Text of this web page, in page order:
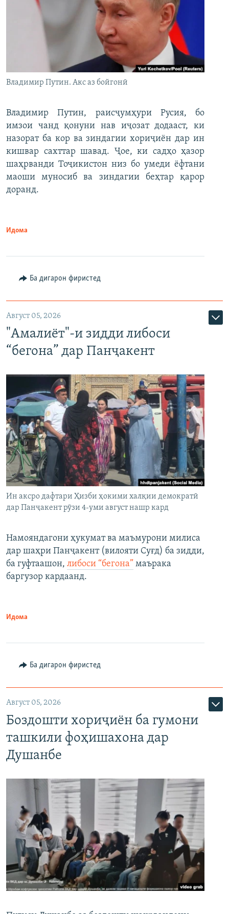
Владимир Путин. Акс аз бойгонӣ
Владимир Путин, раисҷумҳури Русия, бо
имзои чанд қонуни нав иҷозат додааст, ки
назорат ба кор ва зиндагии хориҷиён дар ин
кишвар сахттар шавад. Ҷое, ки садҳо ҳазор
шаҳрванди Тоҷикистон низ бо умеди ёфтани
маоши муносиб ва зиндагии беҳтар қарор
доранд.
Идома
Ба дигарон фиристед
Август 05, 2026
"Амалиёт"-и зидди либоси
“бегона” дар Панҷакент
Ин аксро дафтари Ҳизби ҳокими халқии демократӣ
дар Панҷакент рӯзи 4-уми август нашр кард
Намояндагони ҳукумат ва маъмурони милиса
дар шаҳри Панҷакент (вилояти Суғд) ба зидди,
ба гуфтаашон, либоси “бегона” маърака
баргузор кардаанд.
Идома
Ба дигарон фиристед
Август 05, 2026
Боздошти хориҷиён ба гумони
ташкили фоҳишахона дар
Душанбе